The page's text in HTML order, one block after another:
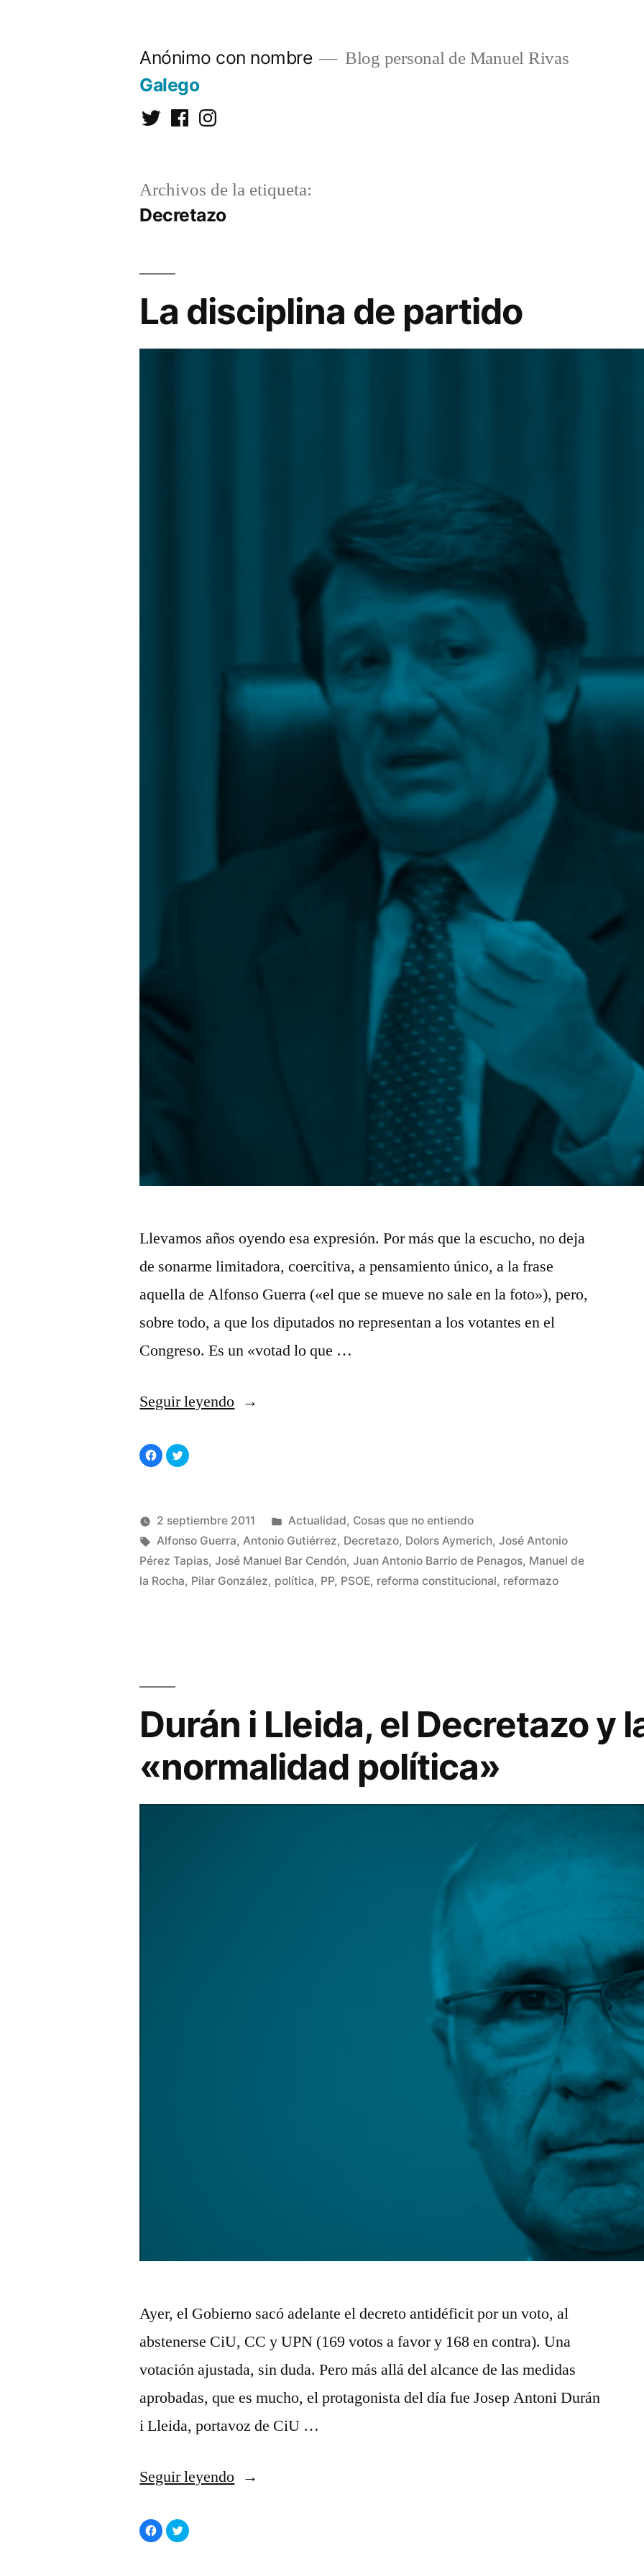
Anónimo con nombre Blog personal de Manuel Rivas
Galego
TwitterFacebookInstagram
Archivos de la etiqueta:
Decretazo
La disciplina de partido
Llevamos años oyendo esa expresión. Por más que la escucho, no deja
de sonarme limitadora, coercitiva, a pensamiento único, a la frase
aquella de Alfonso Guerra («el que se mueve no sale en la foto»), pero,
sobre todo, a que los diputados no representan a los votantes en el
Congreso. Es un «votad lo que …
Seguir leyendo«La
Haz
clic
para
abre
en
ventana
nueva)
Haz
clic
abre
en
ventana
nueva)
Publicado
por
Manuel
Rivas
Álvarez
2 septiembre 2011
Publicado
en
Actualidad, Cosas que no entiendo
Etiquetas:
Alfonso Guerra,Antonio Gutiérrez, Decretazo, Dolors Aymerich,José Antonio
Pérez Tapias,José Manuel Bar Cendón,Juan Antonio Barrio de Penagos, Manuel de
la Rocha, Pilar González, política, PP, PSOE, reforma constitucional, reformazo
Durán i Lleida, el Decretazo y
«normalidad política»
Ayer, el Gobierno sacó adelante el decreto antidéficit por un voto, al
abstenerse CiU, CC y UPN (169 votos a favor y 168 en contra). Una
votación ajustada, sin duda. Pero más allá del alcance de las medidas
aprobadas, que es mucho, el protagonista del día fue Josep Antoni Durán
i Lleida, portavoz de CiU …
Seguir leyendo«Durán
Haz
clic
para
Haz
clic